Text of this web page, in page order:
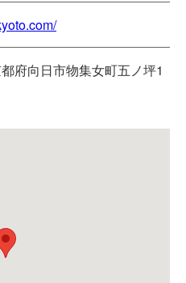
府向日市物集女町五ノ坪1